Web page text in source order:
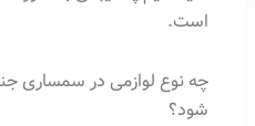
است.
چه نوع لوازمی در سمساری
شود؟